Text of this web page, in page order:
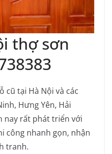
thợ sơn
cũ tại Hà Nội và các
Hưng Yên, Hải
nay rất phát triển với
công nhanh gọn, nhận
tranh.